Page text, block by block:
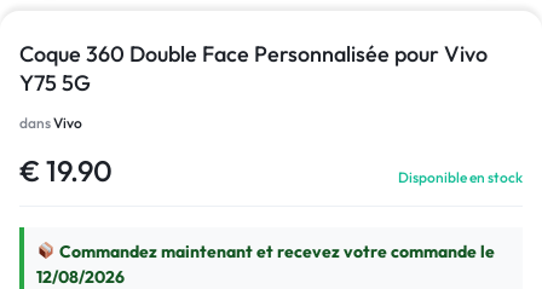
Coque 360 Double Face Personnalisée pour Vivo
Y75 5G
dansVivo
€ 19.90 Disponible en stock
Commandez maintenant et recevez votre commande le
12/08/2026